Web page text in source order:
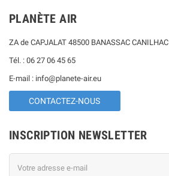
PLANÈTE AIR
ZA de CAPJALAT 48500 BANASSAC CANILHAC
Tél. : 06 27 06 45 65
E-mail : info@planete-air.eu
CONTACTEZ-NOUS
INSCRIPTION NEWSLETTER